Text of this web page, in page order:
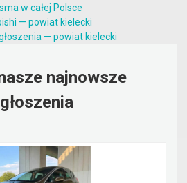
w całej Polsce
— powiat kielecki
— powiat kielecki
najnowsze